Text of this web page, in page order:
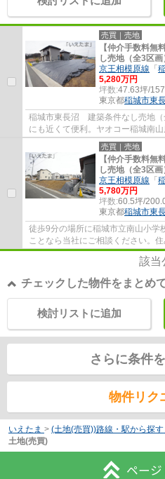
売買｜売地
【仲介手数料
し売地（全3区
京王相模原線 「
5,280万円
坪数:47.63坪/
東京都稲城市東
稲城市東長沼 建築条件なし売地（
にも近くて便利。ヤオコー稲城南
に坂道がなく買いものや通勤での
売買｜売地
【仲介手数料
し売地（全3区
京王相模原線 「
5,780万円
坪数:60.5坪/
東京都稲城市東
徒歩9分の場所に稲城市立南山小学
ことなら当社にご相談ください。
が6m以上あるところを入れてみて
該当
チェックした物件をまとめ
検討リストに追加
さらに条件
物件リク
いえたま > (土地(売買))路線・駅から探す
土地(売買)
ペー